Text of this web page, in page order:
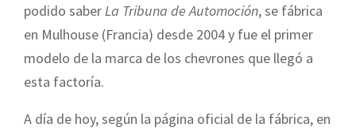
podido saberLa Tribuna de Automoción, se fábrica
en Mulhouse (Francia) desde 2004 y fue el primer
modelo de la marca de los chevrones que llegó a
esta factoría.
A día de hoy, según la página oficial de la fábrica, en